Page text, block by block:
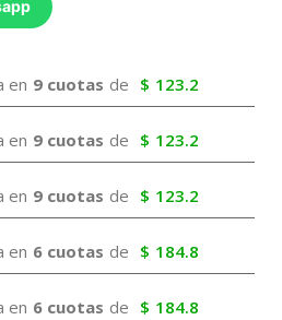
en 9 cuotas de $ 123.2
en 9 cuotas de $ 123.2
en 9 cuotas de $ 123.2
en 6 cuotas de $ 184.8
en 6 cuotas de $ 184.8